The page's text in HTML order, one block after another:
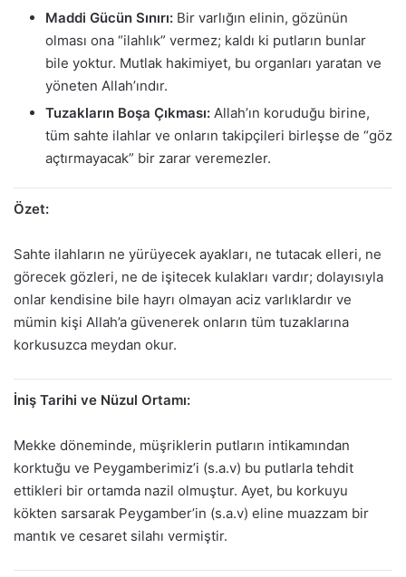
Maddi Gücün Sınırı: Bir varlığın elinin, gözünün
olması ona “ilahlık” vermez; kaldı ki putların bunlar
bile yoktur. Mutlak hakimiyet, bu organları yaratan ve
yöneten Allah’ındır.
Tuzakların Boşa Çıkması: Allah’ın koruduğu birine,
tüm sahte ilahlar ve onların takipçileri birleşse de “göz
açtırmayacak” bir zarar veremezler.
Özet:
Sahte ilahların ne yürüyecek ayakları, ne tutacak elleri, ne
görecek gözleri, ne de işitecek kulakları vardır; dolayısıyla
onlar kendisine bile hayrı olmayan aciz varlıklardır ve
mümin kişi Allah’a güvenerek onların tüm tuzaklarına
korkusuzca meydan okur.
İniş Tarihi ve Nüzul Ortamı:
Mekke döneminde, müşriklerin putların intikamından
korktuğu ve Peygamberimiz’i (s.a.v) bu putlarla tehdit
ettikleri bir ortamda nazil olmuştur. Ayet, bu korkuyu
kökten sarsarak Peygamber’in (s.a.v) eline muazzam bir
mantık ve cesaret silahı vermiştir.